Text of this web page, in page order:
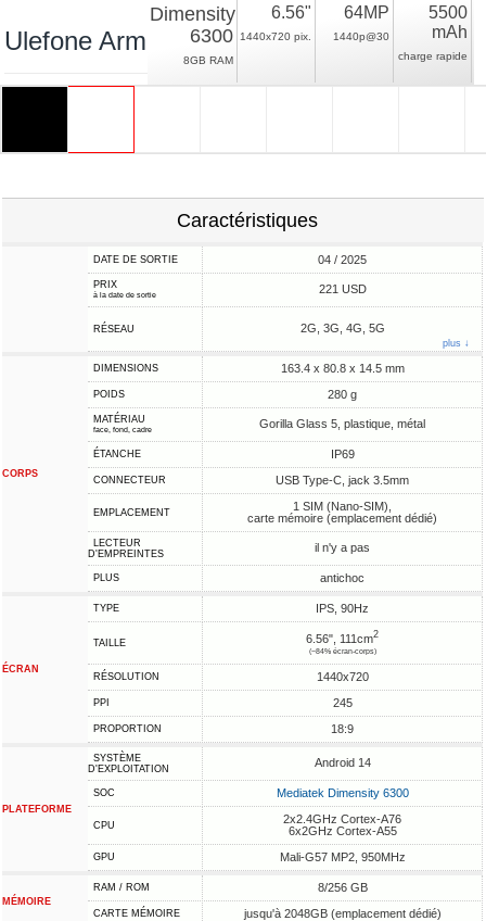
Ulefone Armor X32 Pro
Dimensity
6300
8GB RAM
6.56"
1440x720 pix.
64MP
1440p@30
5500
mAh
charge rapide
Caractéristiques
DATE DE SORTIE 04 / 2025
PRIX
à la date de sortie 221 USD
RÉSEAU 2G, 3G, 4G, 5G
plus ↓
CORPS
DIMENSIONS 163.4 x 80.8 x 14.5 mm
POIDS 280 g
MATÉRIAU
face, fond, cadre Gorilla Glass 5, plastique, métal
ÉTANCHE IP69
CONNECTEUR USB Type-C, jack 3.5mm
EMPLACEMENT
1 SIM (Nano-SIM),
carte mémoire (emplacement dédié)
LECTEUR
D'EMPREINTES
il n'y a pas
PLUS antichoc
ÉCRAN
TYPE IPS, 90Hz
TAILLE 6.56", 111cm2
(~84% écran-corps)
RÉSOLUTION 1440x720
PPI 245
PROPORTION 18:9
PLATEFORME
SYSTÈME
D'EXPLOITATION
Android 14
SOC Mediatek Dimensity 6300
CPU
2x2.4GHz Cortex-A76
6x2GHz Cortex-A55
GPU Mali-G57 MP2, 950MHz
MÉMOIRE
RAM / ROM 8/256 GB
CARTE MÉMOIRE jusqu'à 2048GB (emplacement dédié)